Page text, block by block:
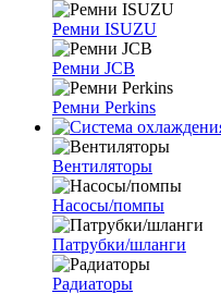
Ремни ISUZU
Ремни JCB
Ремни Perkins
Вентиляторы
Насосы/помпы
Патрубки/шланги
Радиаторы